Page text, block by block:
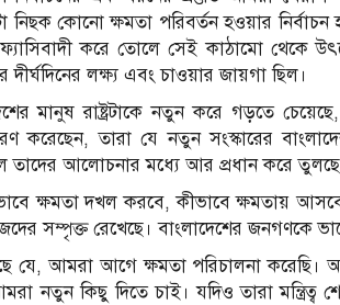
নিছক কোনো ক্ষমতা পরিবর্তন হওয়ার
করে তোলে সেই কাঠামো থেকে
দীর্ঘদিনের লক্ষ্য এবং চাওয়ার জায়গা ছিল।
মানুষ রাষ্ট্রটাকে নতুন করে গড়তে
করেছেন, তারা যে নতুন সংস্কারের
তাদের আলোচনার মধ্যে আর প্রধান করে তুলছে
ক্ষমতা দখল করবে, কীভাবে ক্ষমতায়
সম্পৃক্ত রেখেছে। বাংলাদেশের জনগণকে
আমরা আগে ক্ষমতা পরিচালনা করেছি।
নতুন কিছু দিতে চাই। যদিও তারা মন্ত্রিত্ব